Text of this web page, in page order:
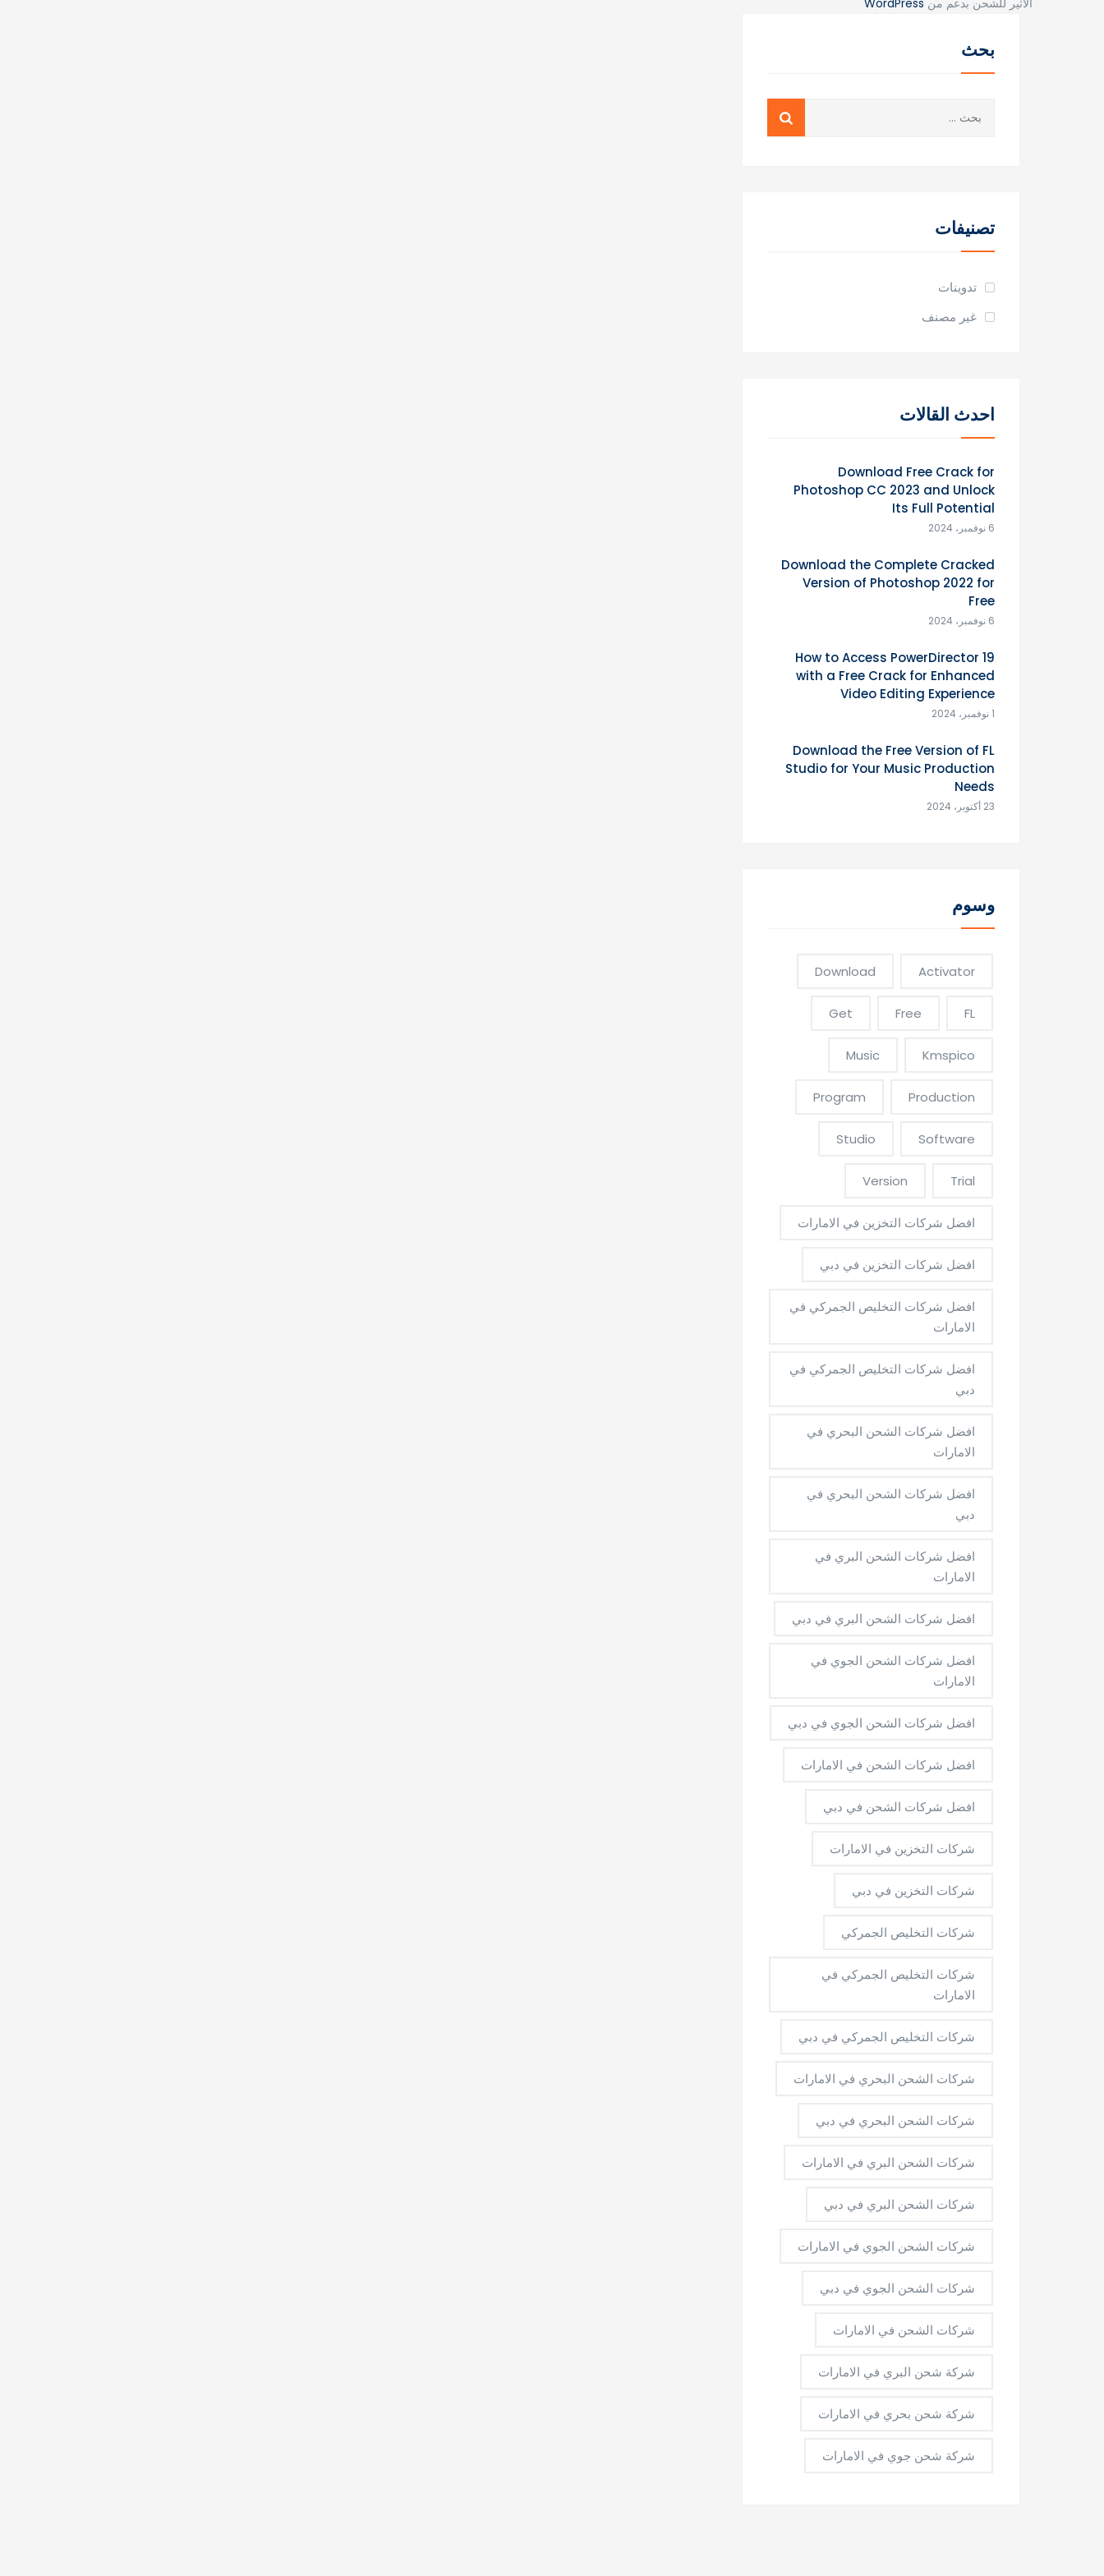
بحث
عن:
تصنيفات
تدوينات
غير مصنف
احدث القالات
Download Free Crack for
Photoshop CC 2023 and Unlock
Its Full Potential
6 نوفمبر، 2024
Download the Complete Cracked
Version of Photoshop 2022 for
Free
6 نوفمبر، 2024
How to Access PowerDirector 19
with a Free Crack for Enhanced
Video Editing Experience
1 نوفمبر، 2024
Download the Free Version of FL
Studio for Your Music Production
Needs
23 أكتوبر، 2024
وسوم
Activator
Download
FL
Free
Get
Kmspico
Music
Production
Program
Software
Studio
Trial
Version
افضل شركات التخزين في الامارات
افضل شركات التخزين في دبي
افضل شركات التخليص الجمركي في
الامارات
افضل شركات التخليص الجمركي في
دبي
افضل شركات الشحن البحري في
الامارات
افضل شركات الشحن البحري في
دبي
افضل شركات الشحن البري في
الامارات
افضل شركات الشحن البري في دبي
افضل شركات الشحن الجوي في
الامارات
افضل شركات الشحن الجوي في دبي
افضل شركات الشحن في الامارات
افضل شركات الشحن في دبي
شركات التخزين في الامارات
شركات التخزين في دبي
شركات التخليص الجمركي
شركات التخليص الجمركي في
الامارات
شركات التخليص الجمركي في دبي
شركات الشحن البحري في الامارات
شركات الشحن البحري في دبي
شركات الشحن البري في الامارات
شركات الشحن البري في دبي
شركات الشحن الجوي في الامارات
شركات الشحن الجوي في دبي
شركات الشحن في الامارات
شركة شحن البري في الامارات
شركة شحن بحري في الامارات
شركة شحن جوي في الامارات
الاثير للشحن بدعم من WordPress